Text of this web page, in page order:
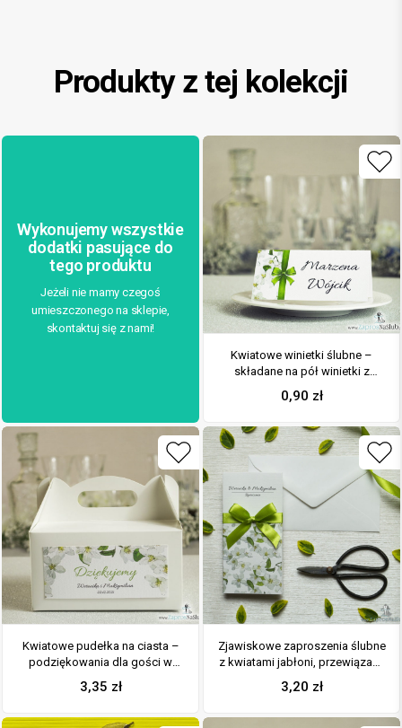
Produkty z tej kolekcji
Wykonujemy wszystkie
dodatki pasujące do
tego produktu
Jeżeli nie mamy czegoś
umieszczonego na sklepie,
skontaktuj się z nami!
Kwiatowe winietki ślubne –
składane na pół winietki z
kwiatami jabłoni oraz
malowaną, pionową wstążką
0,90 zł
Kwiatowe pudełka na ciasta –
podziękowania dla gości w
formie pudełek na ciasto z
motywem kwiatów jabłoni
3,35 zł
Zjawiskowe zaproszenia ślubne
z kwiatami jabłoni, przewiązane
wstążką satynowaną w kolorze
oliwkowym. ZAP-92-01
3,20 zł